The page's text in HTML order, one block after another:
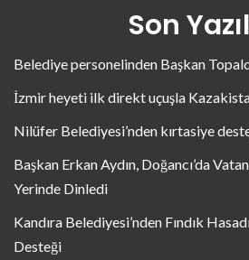
Son
Belediye personelinden Başkan
İzmir heyeti ilk direkt uçuşla
Nilüfer Belediyesi’nden kırtasiye
Başkan Erkan Aydın, Doğancı’da
Yerinde Dinledi
Kandıra Belediyesi’nden Fındık
Desteği